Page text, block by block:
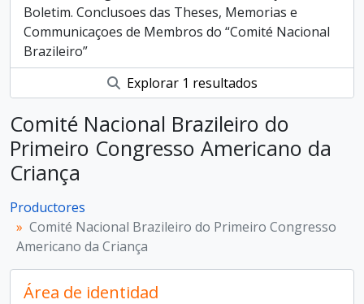
Boletim. Conclusoes das Theses, Memorias e
Communicaçoes de Membros do “Comité Nacional
Brazileiro”
Explorar 1 resultados
Comité Nacional Brazileiro do
Primeiro Congresso Americano da
Criança
Productores
Comité Nacional Brazileiro do Primeiro Congresso
Americano da Criança
Área de identidad